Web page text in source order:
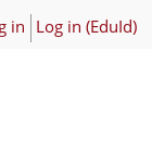
in Log in (EduId)